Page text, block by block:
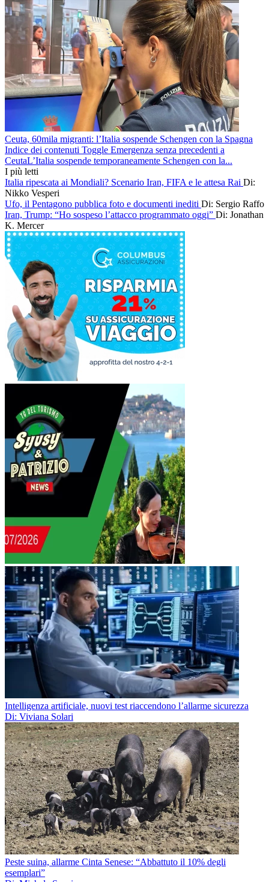
Ceuta, 60mila migranti: l’Italia sospende Schengen con la Spagna
Indice dei contenuti Toggle Emergenza senza precedenti a
CeutaL’Italia sospende temporaneamente Schengen con la...
I più letti
Italia ripescata ai Mondiali? Scenario Iran, FIFA e le attesa Rai Di:
Nikko Vesperi
Ufo, il Pentagono pubblica foto e documenti inediti Di: Sergio Raffo
Iran, Trump: “Ho sospeso l’attacco programmato oggi” Di: Jonathan
K. Mercer
Intelligenza artificiale, nuovi test riaccendono l’allarme sicurezza
Di: Viviana Solari
Peste suina, allarme Cinta Senese: “Abbattuto il 10% degli
esemplari”